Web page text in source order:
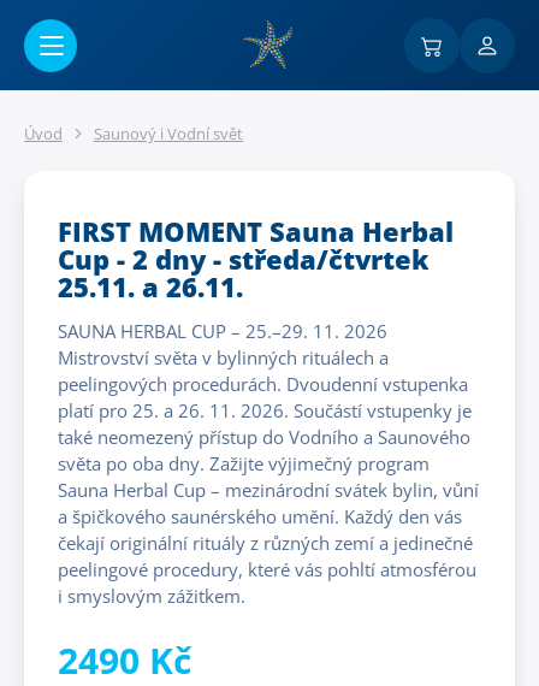
Úvod Saunový i Vodní svět
FIRST MOMENT Sauna Herbal
Cup - 2 dny - středa/čtvrtek
25.11. a 26.11.
SAUNA HERBAL CUP – 25.–29. 11. 2026
Mistrovství světa v bylinných rituálech a
peelingových procedurách. Dvoudenní vstupenka
platí pro 25. a 26. 11. 2026. Součástí vstupenky je
také neomezený přístup do Vodního a Saunového
světa po oba dny. Zažijte výjimečný program
Sauna Herbal Cup – mezinárodní svátek bylin, vůní
a špičkového saunérského umění. Každý den vás
čekají originální rituály z různých zemí a jedinečné
peelingové procedury, které vás pohltí atmosférou
i smyslovým zážitkem.
2490 Kč